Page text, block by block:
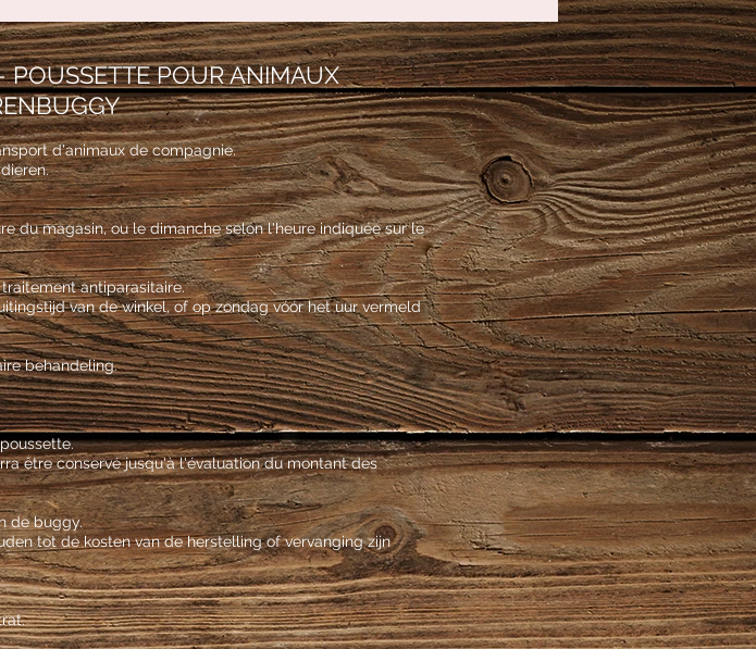
POUSSETTE POUR ANIMAUX
d'animaux de compagnie.
du magasin, ou le dimanche selon l'heure indiquée sur le
antiparasitaire.
van de winkel, of op zondag vóór het uur vermeld
behandeling.
être conservé jusqu'à l'évaluation du montant des
de buggy.
tot de kosten van de herstelling of vervanging zijn